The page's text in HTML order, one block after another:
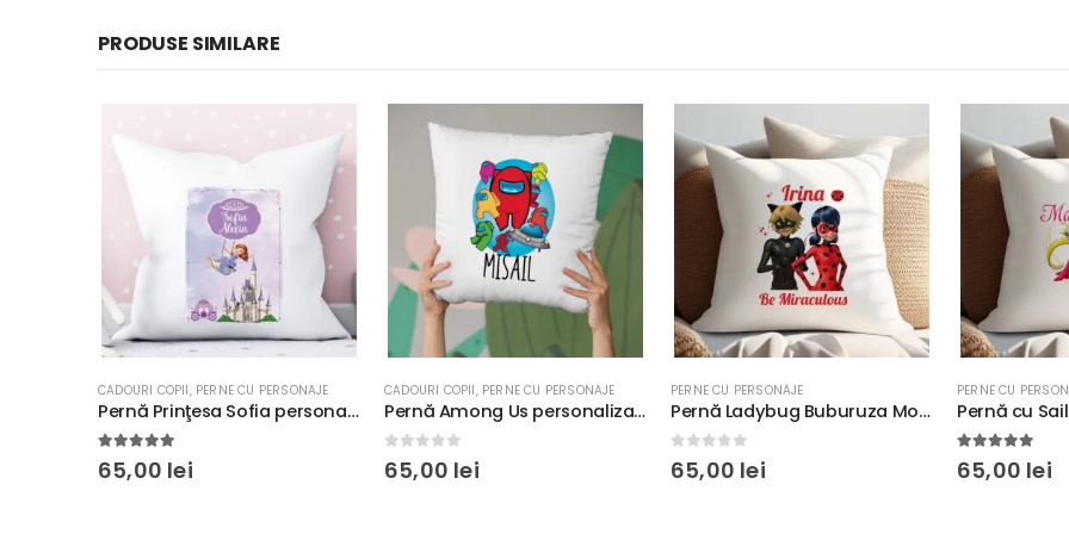
PRODUSE SIMILARE
CADOURI COPII, PERNE CU PERSONAJE
Pernă Prinţesa Sofia personalizată pentru copii, 40x40cm, material moale, culoare alb
5.00 out of 5
65,00 lei
CADOURI COPII, PERNE CU PERSONAJE
Pernă Among Us personalizată cu nume pentru copii, 40x40cm, poliester, culoare alb
0 out of 5
65,00 lei
PERNE CU PERSONAJE
Pernă Ladybug Buburuza Motan Noir personalizată cu nume, 40x40cm, moale
0 out of 5
65,00 lei
PERNE CU
5.00 out of
65,00 lei